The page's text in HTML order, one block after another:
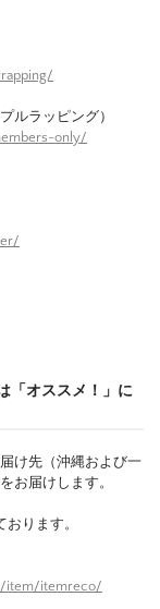
ルラッピング）
only/
「オススメ！」に
け先（沖縄および一
お届けします。
ります。
item/itemreco/